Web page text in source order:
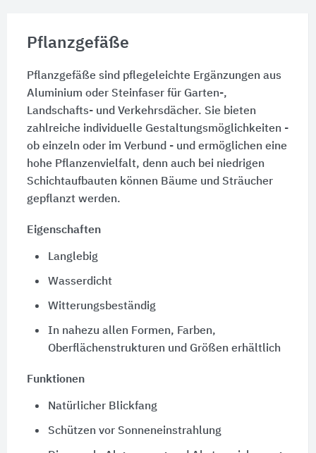
Pflanzgefäße
Pflanzgefäße sind pflegeleichte Ergänzungen aus
Aluminium oder Steinfaser für Garten-,
Landschafts- und Verkehrsdächer. Sie bieten
zahlreiche individuelle Gestaltungsmöglichkeiten -
ob einzeln oder im Verbund - und ermöglichen eine
hohe Pflanzenvielfalt, denn auch bei niedrigen
Schichtaufbauten können Bäume und Sträucher
gepflanzt werden.
Eigenschaften
Langlebig
Wasserdicht
Witterungsbeständig
In nahezu allen Formen, Farben,
Oberflächenstrukturen und Größen erhältlich
Funktionen
Natürlicher Blickfang
Schützen vor Sonneneinstrahlung